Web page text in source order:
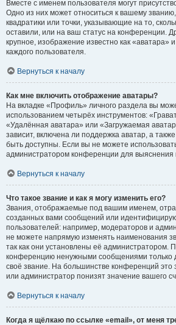
Вместе с именем пользователя могут
Одно из них может относиться к вашему
квадратики или точки, указывающие на то,
оставили, или на ваш статус на конференции.
крупное, изображение известно как «аватара»
каждого пользователя.
Вернуться к началу
Как мне включить отображение аватары?
На вкладке «Профиль» личного раздела вы
использованием четырёх инструментов:
«Удалённая аватара» или «Загружаемая
зависит, включена ли поддержка аватар, а
быть доступны. Если вы не можете
администратором конференции для выяснения
Вернуться к началу
Что такое звание и как я могу изменить его?
Звания, отображаемые под вашим именем,
созданных вами сообщений или
пользователей: например, модераторов и
не можете напрямую изменять наименования
так как они установлены её администратором.
конференцию ненужными сообщениями только
своё звание. На большинстве конференций
или администратор понизят значение вашего
Вернуться к началу
Когда я щёлкаю по ссылке «email», от меня